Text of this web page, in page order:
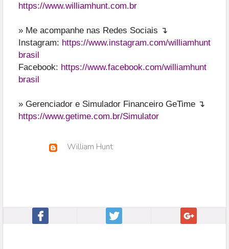
https://www.williamhunt.com.br
» Me acompanhe nas Redes Sociais ↴
Instagram: https://www.instagram.com/williamhunt
brasil
Facebook: https://www.facebook.com/williamhunt
brasil
» Gerenciador e Simulador Financeiro GeTime ↴
https://www.getime.com.br/Simulator
William Hunt